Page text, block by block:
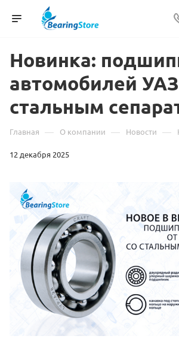
Новинка:
автомобилей
стальным
Главная — О компании — Новости —
12 декабря 2025